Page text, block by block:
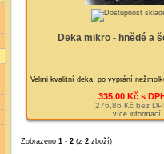
Deka mikro - hnědé a
Velmi kvalitní deka, po vyprání
335,00 Kč s
276,86 Kč bez
... více informací
Zobrazeno 1 - 2(z 2zboží)